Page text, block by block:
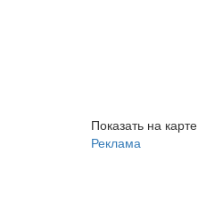
Показать на карте
Реклама